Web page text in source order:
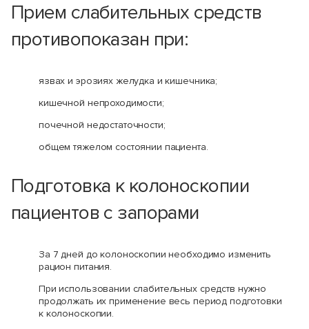
Прием слабительных средств
противопоказан при:
язвах и эрозиях желудка и кишечника;
кишечной непроходимости;
почечной недостаточности;
общем тяжелом состоянии пациента.
Подготовка к колоноскопии
пациентов с запорами
За 7 дней до колоноскопии необходимо изменить
рацион питания.
При использовании слабительных средств нужно
продолжать их применение весь период подготовки
к колоноскопии.